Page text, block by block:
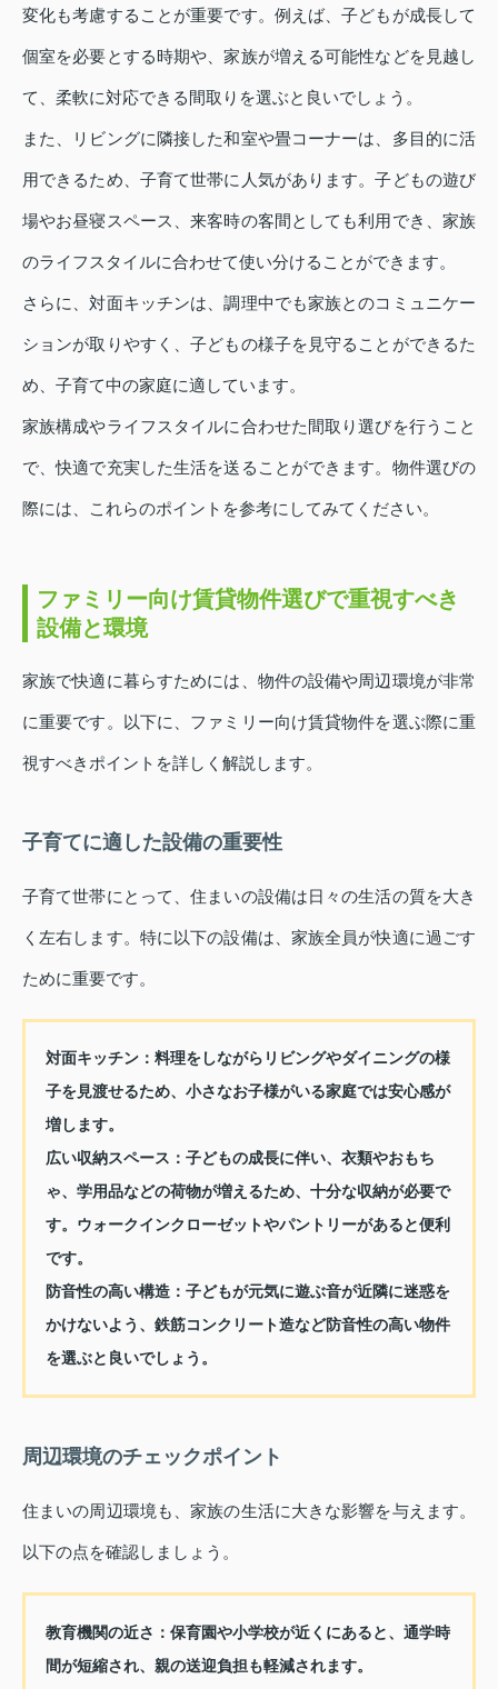
変化も考慮することが重要です。例えば、子どもが成長して
個室を必要とする時期や、家族が増える可能性などを見越し
て、柔軟に対応できる間取りを選ぶと良いでしょう。
また、リビングに隣接した和室や畳コーナーは、多目的に活
用できるため、子育て世帯に人気があります。子どもの遊び
場やお昼寝スペース、来客時の客間としても利用でき、家族
のライフスタイルに合わせて使い分けることができます。
さらに、対面キッチンは、調理中でも家族とのコミュニケー
ションが取りやすく、子どもの様子を見守ることができるた
め、子育て中の家庭に適しています。
家族構成やライフスタイルに合わせた間取り選びを行うこと
で、快適で充実した生活を送ることができます。物件選びの
際には、これらのポイントを参考にしてみてください。
ファミリー向け賃貸物件選びで重視すべき
設備と環境
家族で快適に暮らすためには、物件の設備や周辺環境が非常
に重要です。以下に、ファミリー向け賃貸物件を選ぶ際に重
視すべきポイントを詳しく解説します。
子育てに適した設備の重要性
子育て世帯にとって、住まいの設備は日々の生活の質を大き
く左右します。特に以下の設備は、家族全員が快適に過ごす
ために重要です。
対面キッチン：料理をしながらリビングやダイニングの様
子を見渡せるため、小さなお子様がいる家庭では安心感が
増します。
広い収納スペース ：子どもの成長に伴い、衣類やおもち
ゃ、学用品などの荷物が増えるため、十分な収納が必要で
す。ウォークインクローゼットやパントリーがあると便利
です。
防音性の高い構造：子どもが元気に遊ぶ音が近隣に迷惑を
かけないよう、鉄筋コンクリート造など防音性の高い物件
を選ぶと良いでしょう。
周辺環境のチェックポイント
住まいの周辺環境も、家族の生活に大きな影響を与えます。
以下の点を確認しましょう。
教育機関の近さ ：保育園や小学校が近くにあると、通学時
間が短縮され、親の送迎負担も軽減されます。